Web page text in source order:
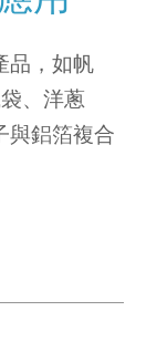
品，如帆
、洋蔥
與鋁箔複合